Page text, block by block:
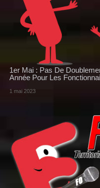
1er Mai : Pas De
Année Pour Les
1 mai 2023